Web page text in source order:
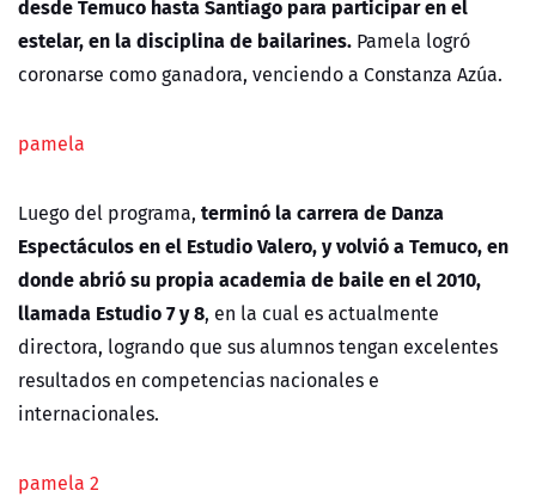
desde Temuco hasta Santiago para participar en el
estelar, en la disciplina de bailarines. Pamela logró
coronarse como ganadora, venciendo a Constanza Azúa.
pamela
Luego del programa, terminó la carrera de Danza
Espectáculos en el Estudio Valero, y volvió a Temuco, en
donde abrió su propia academia de baile en el 2010,
llamada Estudio 7 y 8, en la cual es actualmente
directora, logrando que sus alumnos tengan excelentes
resultados en competencias nacionales e
internacionales.
pamela 2